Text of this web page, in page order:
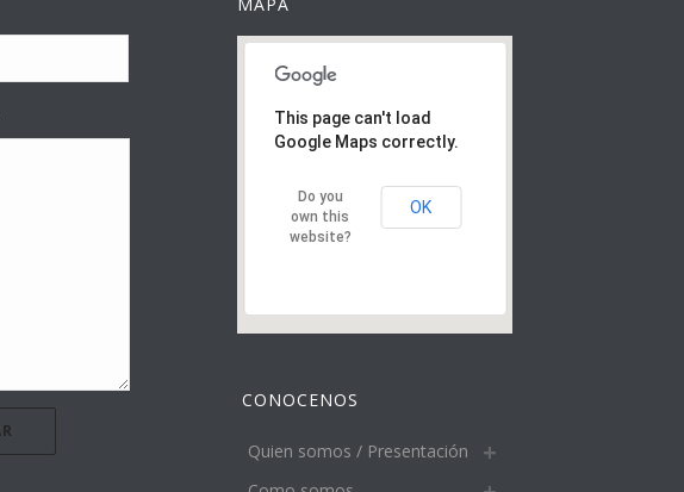
This page can't load
Google Maps correctly.
Do you
own this
website?
OK
CONOCENOS
Quien somos / Presentación